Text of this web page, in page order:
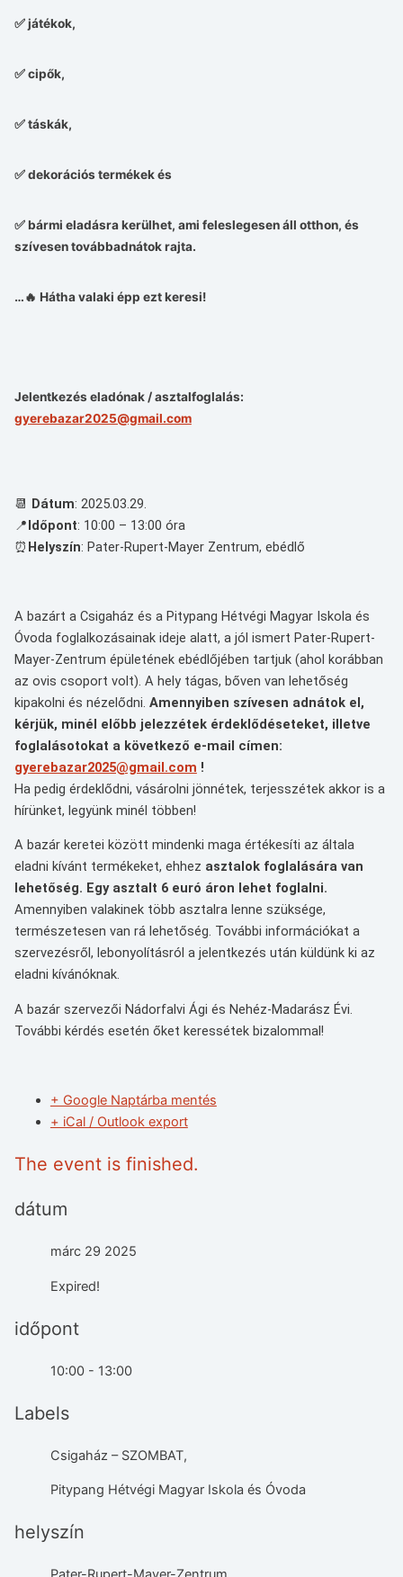
✅ játékok,
✅ cipők,
✅ táskák,
✅ dekorációs termékek és
✅ bármi eladásra kerülhet, ami feleslegesen áll otthon, és
szívesen továbbadnátok rajta.
…🔥 Hátha valaki épp ezt keresi!
Jelentkezés eladónak / asztalfoglalás:
gyerebazar2025@gmail.com
📆 Dátum: 2025.03.29.
📍Időpont: 10:00 – 13:00 óra
⏰ Helyszín: Pater-Rupert-Mayer Zentrum, ebédlő
A bazárt a Csigaház és a Pitypang Hétvégi Magyar Iskola és
Óvoda foglalkozásainak ideje alatt, a jól ismert Pater-Rupert-
Mayer-Zentrum épületének ebédlőjében tartjuk (ahol korábban
az ovis csoport volt). A hely tágas, bőven van lehetőség
kipakolni és nézelődni. Amennyiben szívesen adnátok el,
kérjük, minél előbb jelezzétek érdeklődéseteket, illetve
foglalásotokat a következő e-mail címen:
gyerebazar2025@gmail.com !
Ha pedig érdeklődni, vásárolni jönnétek, terjesszétek akkor is a
hírünket, legyünk minél többen!
A bazár keretei között mindenki maga értékesíti az általa
eladni kívánt termékeket, ehhez asztalok foglalására van
lehetőség. Egy asztalt 6 euró áron lehet foglalni.
Amennyiben valakinek több asztalra lenne szüksége,
természetesen van rá lehetőség. További információkat a
szervezésről, lebonyolításról a jelentkezés után küldünk ki az
eladni kívánóknak.
A bazár szervezői Nádorfalvi Ági és Nehéz-Madarász Évi.
További kérdés esetén őket keressétek bizalommal!
+ Google Naptárba mentés
+ iCal / Outlook export
The event is finished.
dátum
márc 29 2025
Expired!
időpont
10:00 - 13:00
Labels
Csigaház – SZOMBAT,
Pitypang Hétvégi Magyar Iskola és Óvoda
helyszín